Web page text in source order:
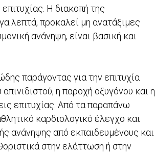
Η διακοπή της
λεπτά, προκαλεί μη ανατάξιμες
ανάνηψη, είναι βασική και
παράγοντας για την επιτυχία
η παροχή οξυγόνου και η
επιτυχίας. Από τα παραπάνω
καρδιολογικό έλεγχο και
ανάνηψης από εκπαιδευμένους και
στην ελάττωση ή στην